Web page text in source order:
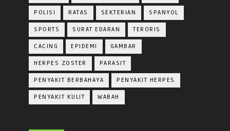
POLISI RATAS SEKTERIAN SPANYOL
SPORTS SURAT EDARAN TERORIS
CACING EPIDEMI GAMBAR
HERPES ZOSTER PARASIT
PENYAKIT BERBAHAYA PENYAKIT HERPES
PENYAKIT KULIT WABAH